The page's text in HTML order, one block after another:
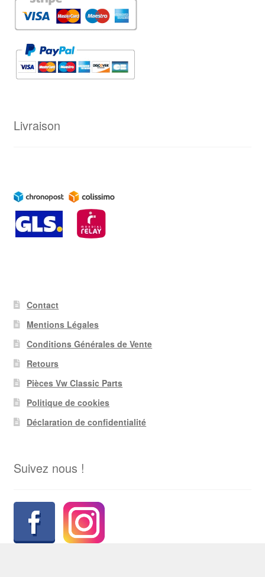
Livraison
Contact
Mentions Légales
Conditions Générales de Vente
Retours
Pièces Vw Classic Parts
Politique de cookies
Déclaration de confidentialité
Suivez nous !